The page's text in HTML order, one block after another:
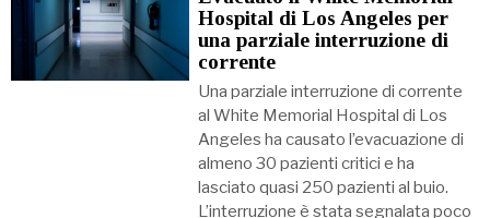
Hospital di Los Angeles per
una parziale interruzione di
corrente
Una parziale interruzione di corrente
al White Memorial Hospital di Los
Angeles ha causato l’evacuazione di
almeno 30 pazienti critici e ha
lasciato quasi 250 pazienti al buio.
L’interruzione è stata segnalata poco